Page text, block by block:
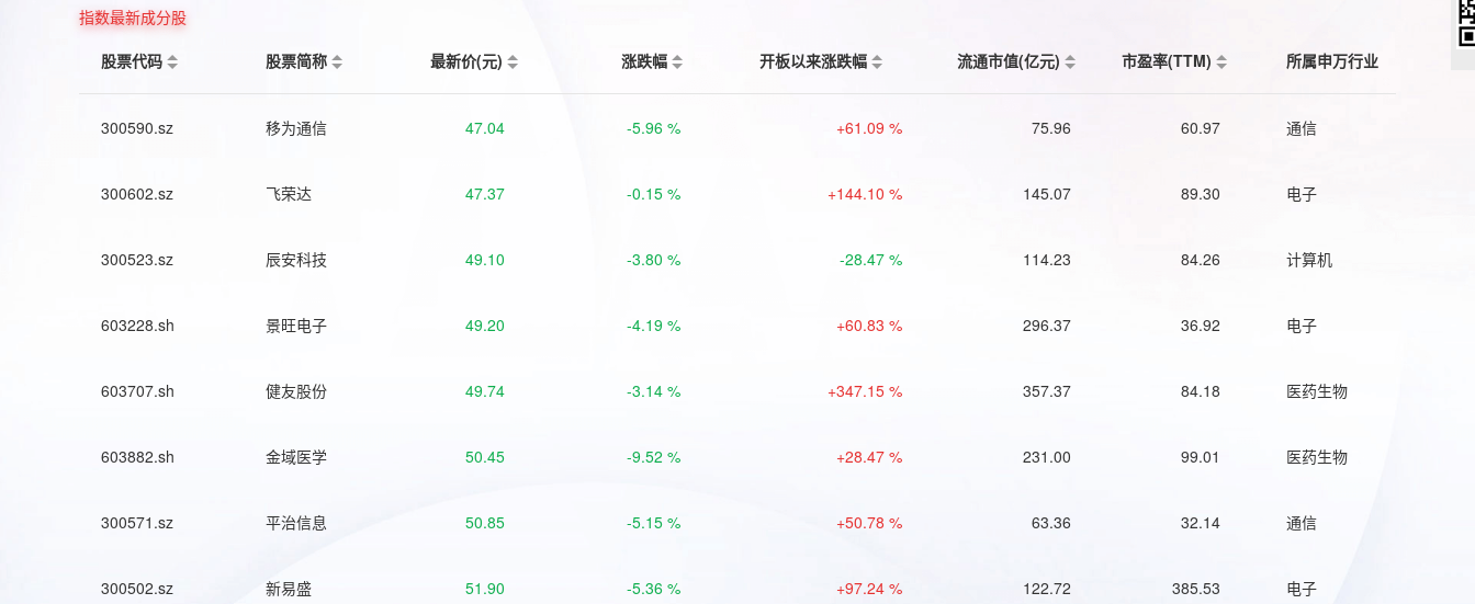
指数最新成分股
股票代码
股票简称 最新价(元) 涨跌幅 开板以来涨跌幅 流通市值(亿元) 市盈率(TTM) 所属申万行业
300590.sz 移为通信 47.04 -5.96 % +61.09 % 75.96 60.97 通信
300602.sz 飞荣达 47.37 -0.15 % +144.10 % 145.07 89.30 电子
300523.sz 辰安科技 49.10 -3.80 % -28.47 % 114.23 84.26 计算机
603228.sh 景旺电子 49.20 -4.19 % +60.83 % 296.37 36.92 电子
603707.sh 健友股份 49.74 -3.14 % +347.15 % 357.37 84.18 医药生物
603882.sh 金域医学 50.45 -9.52 % +28.47 % 231.00 99.01 医药生物
300571.sz 平治信息 50.85 -5.15 % +50.78 % 63.36 32.14 通信
300502.sz 新易盛 51.90 -5.36 % +97.24 % 122.72 385.53 电子